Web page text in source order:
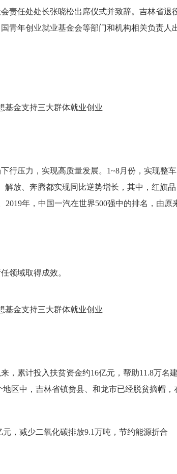
责任处处长张晓松出席仪式并致辞。吉林省退
青年创业就业基金会等部门和机构相关负责人
压力，实现高质量发展。1~8月份，实现整车
解放、奔腾都实现同比逆势增长，其中，红旗品
2019年，中国一汽在世界500强中的排名，由原
领域取得成效。
累计投入扶贫资金约16亿元，帮助11.8万名建
区中，吉林省镇赉县、和龙市已经脱贫摘帽，
，减少二氧化碳排放9.1万吨，节约能源折合